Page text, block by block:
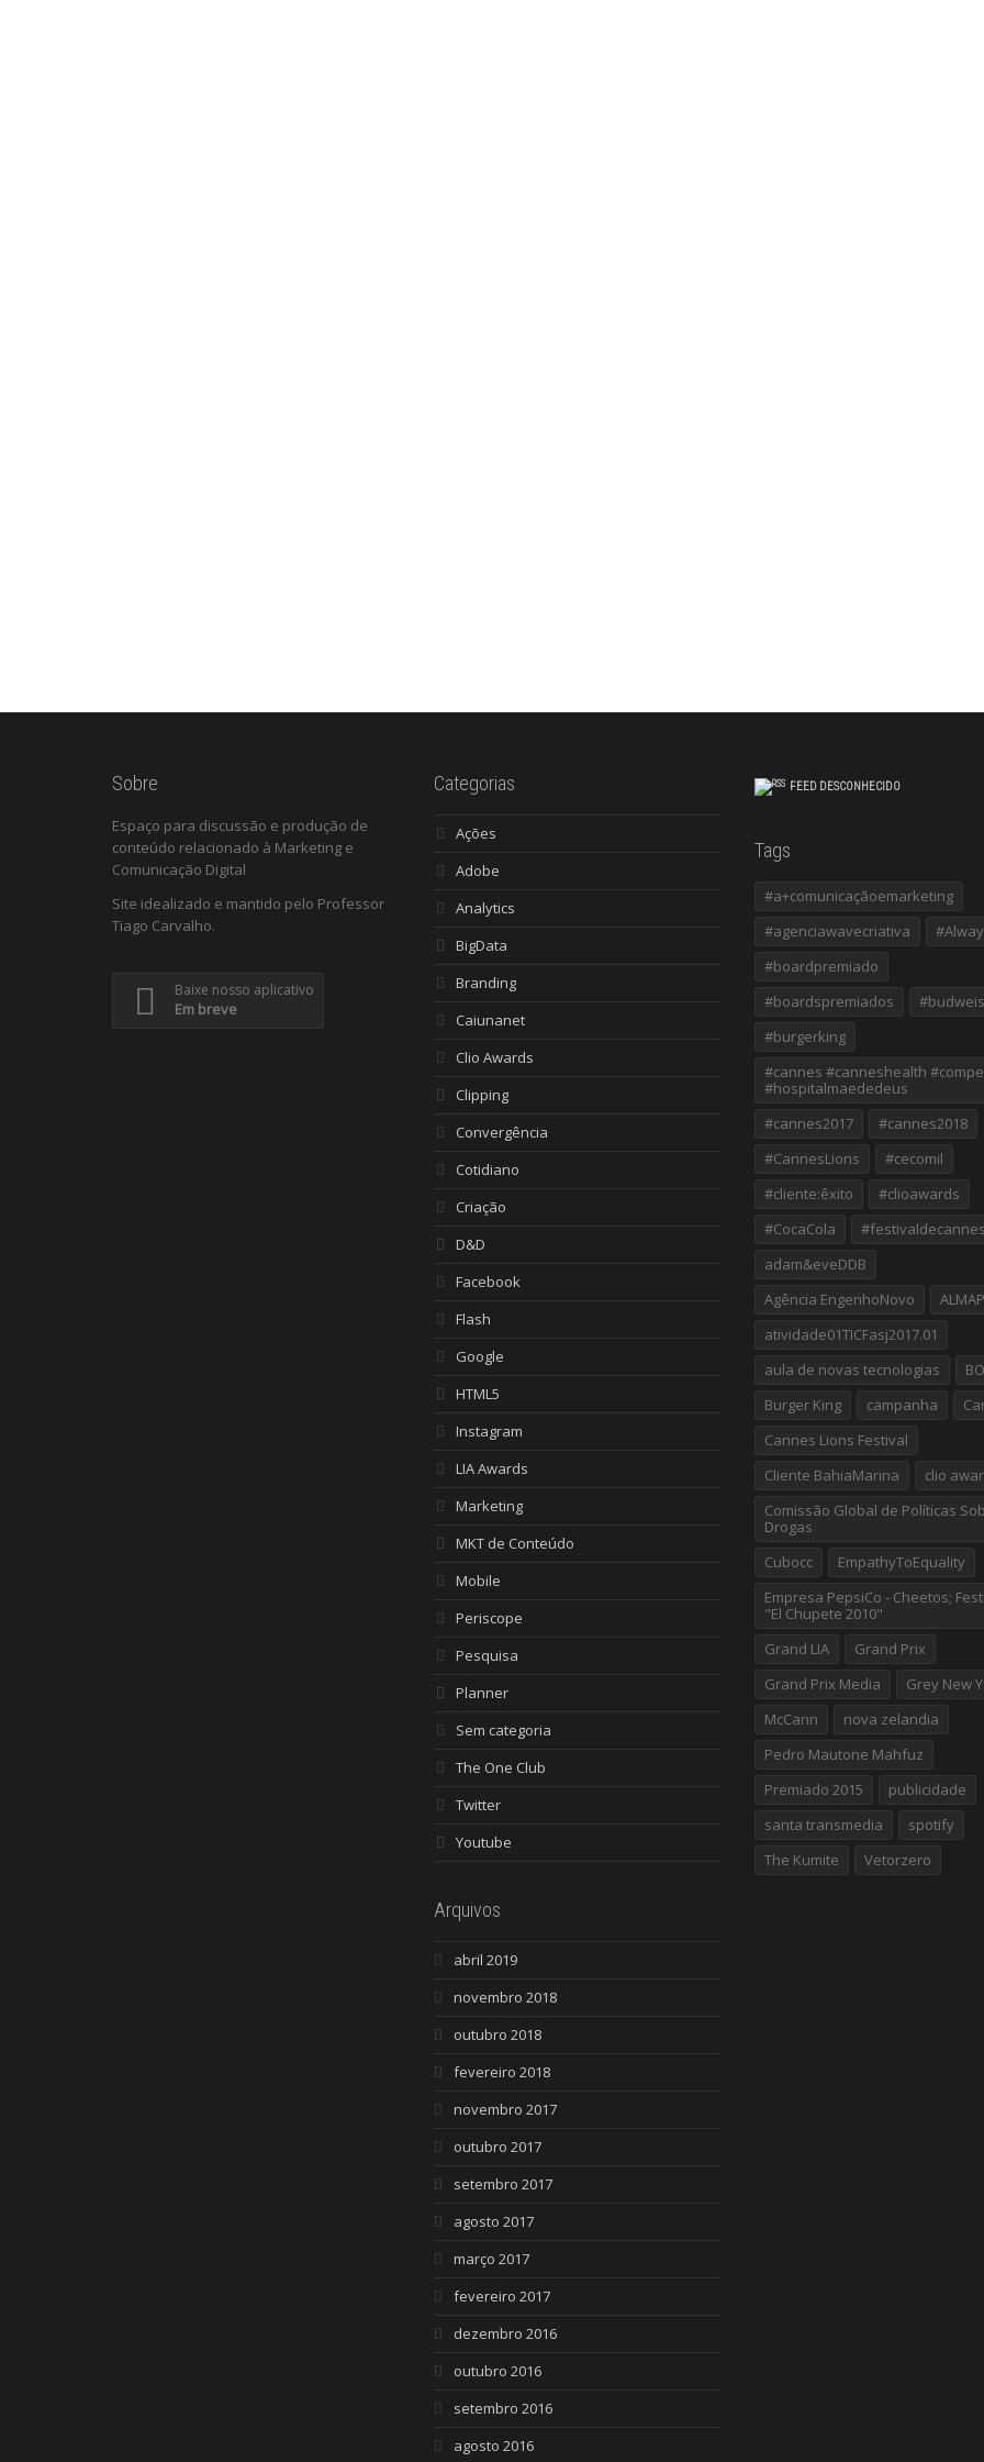
Sobre
Espaço para discussão e produção de
conteúdo relacionado à Marketing e
Comunicação Digital
Site idealizado e mantido pelo Professor
Tiago Carvalho.
Baixe nosso aplicativo
Em breve
Categorias
Ações
Adobe
Analytics
BigData
Branding
Caiunanet
Clio Awards
Clipping
Convergência
Cotidiano
Criação
D&D
Facebook
Flash
Google
HTML5
Instagram
LIA Awards
Marketing
MKT de Conteúdo
Mobile
Periscope
Pesquisa
Planner
Sem categoria
The One Club
Twitter
Youtube
Arquivos
abril 2019
novembro 2018
outubro 2018
fevereiro 2018
novembro 2017
outubro 2017
setembro 2017
agosto 2017
março 2017
fevereiro 2017
dezembro 2016
outubro 2016
setembro 2016
agosto 2016
FEED DESCONHECIDO
Tags
#a+comunicaçãoemarketing
#agenciawavecriativa
#boardpremiado
#boardspremiados
#burgerking
#cannes #canneshealth
#hospitalmaededeus
#cannes2017
#cannes2018
#CannesLions
#cecomil
#cliente:êxito
#clioawards
#CocaCola
#festivaldecannes
adam&eveDDB
Agência EngenhoNovo
atividade01TICFasj2017.01
aula de novas tecnologias
Burger King
campanha
Cannes Lions Festival
Cliente BahiaMarina
clio
Comissão Global de Políticas
Drogas
Cubocc
EmpathyToEquality
Empresa PepsiCo - Cheetos;
"El Chupete 2010"
Grand LIA
Grand Prix
Grand Prix Media
Grey New
McCann
nova zelandia
Pedro Mautone Mahfuz
Premiado 2015
publicidade
santa transmedia
spotify
The Kumite
Vetorzero